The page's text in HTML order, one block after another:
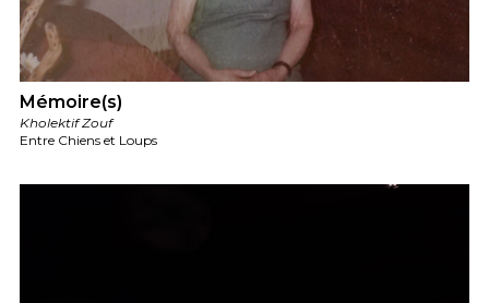
Mémoire(s)
Kholektif Zouf
Entre Chiens et Loups